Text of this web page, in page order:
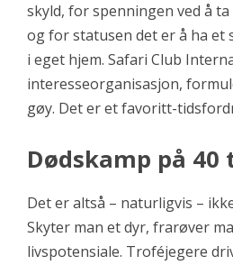
skyld, for spenningen ved å
og for statusen det er å ha et
i eget hjem. Safari Club
interesseorganisasjon,
gøy. Det er et favoritt-
Dødskamp på 40
Det er altså – naturligvis –
Skyter man et dyr, frarøver
livspotensiale. Troféjegere